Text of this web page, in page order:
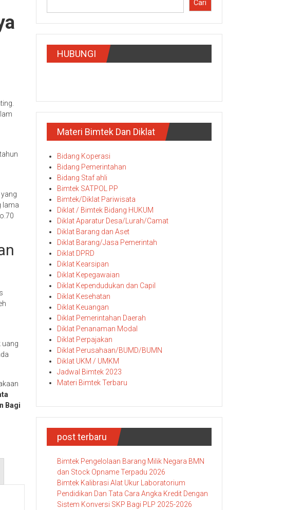
lama
uang
Bagi
Cari
HUBUNGI
Materi Bimtek Dan Diklat
Bidang Koperasi
Bidang Pemerintahan
Bidang Staf ahli
Bimtek SATPOL PP
Bimtek/Diklat Pariwisata
Diklat / Bimtek Bidang HUKUM
Diklat Aparatur Desa/Lurah/Camat
Diklat Barang dan Aset
Diklat Barang/Jasa Pemerintah
Diklat DPRD
Diklat Kearsipan
Diklat Kepegawaian
Diklat Kependudukan dan Capil
Diklat Kesehatan
Diklat Keuangan
Diklat Pemerintahan Daerah
Diklat Penanaman Modal
Diklat Perpajakan
Diklat Perusahaan/BUMD/BUMN
Diklat UKM / UMKM
Jadwal Bimtek 2023
Materi Bimtek Terbaru
post terbaru
Bimtek Pengelolaan Barang Milik Negara BMN
dan Stock Opname Terpadu 2026
Bimtek Kalibrasi Alat Ukur Laboratorium
Pendidikan Dan Tata Cara Angka Kredit Dengan
Sistem Konversi SKP Bagi PLP 2025-2026